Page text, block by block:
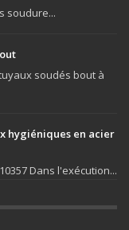
soudure...
soudés bout à
hygiéniques en acier
Dans l'exécution...